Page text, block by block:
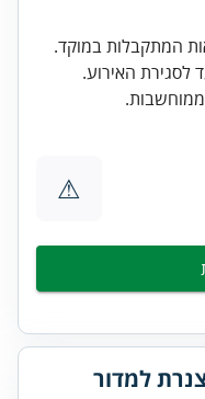
⚠
למדור